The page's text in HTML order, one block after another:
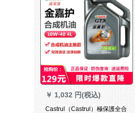
￥ 1,032 円(税込)
Castrul（Castrul）極保護全合